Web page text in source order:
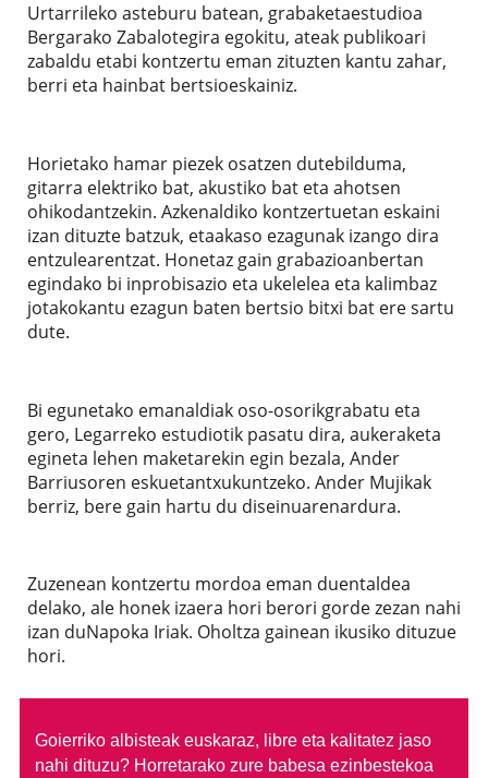
Urtarrileko asteburu batean, grabaketaestudioa
Bergarako Zabalotegira egokitu, ateak publikoari
zabaldu etabi kontzertu eman zituzten kantu zahar,
berri eta hainbat bertsioeskainiz.
Horietako hamar piezek osatzen dutebilduma,
gitarra elektriko bat, akustiko bat eta ahotsen
ohikodantzekin. Azkenaldiko kontzertuetan eskaini
izan dituzte batzuk, etaakaso ezagunak izango dira
entzulearentzat. Honetaz gain grabazioanbertan
egindako bi inprobisazio eta ukelelea eta kalimbaz
jotakokantu ezagun baten bertsio bitxi bat ere sartu
dute.
Bi egunetako emanaldiak oso-osorikgrabatu eta
gero, Legarreko estudiotik pasatu dira, aukeraketa
egineta lehen maketarekin egin bezala, Ander
Barriusoren eskuetantxukuntzeko. Ander Mujikak
berriz, bere gain hartu du diseinuarenardura.
Zuzenean kontzertu mordoa eman duentaldea
delako, ale honek izaera hori berori gorde zezan nahi
izan duNapoka Iriak. Oholtza gainean ikusiko dituzue
hori.
Goierriko albisteak euskaraz, libre eta kalitatez jaso
nahi dituzu? Horretarako zure babesa ezinbestekoa